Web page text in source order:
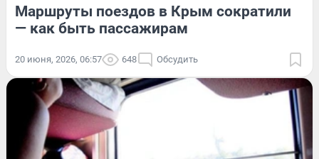
Маршруты поездов в Крым сократили
— как быть пассажирам
20 июня, 2026, 06:57 648 Обсудить